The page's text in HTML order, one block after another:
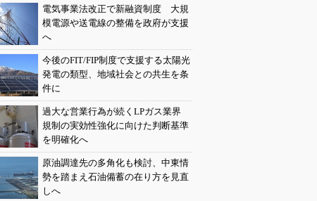
電気事業法改正で新融資制度 大規
模電源や送電線の整備を政府が支援
へ
今後のFIT/FIP制度で支援する太陽光
発電の類型、地域社会との共生を条
件に
過大な営業行為が続くLPガス業界
規制の実効性強化に向けた判断基準
を明確化へ
原油調達先の多角化も検討、中東情
勢を踏まえ石油備蓄の在り方を見直
しへ